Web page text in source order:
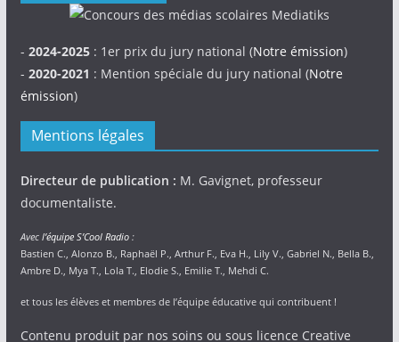
- 2024-2025: 1er prix du jury national (Notre émission)
- 2020-2021 : Mention spéciale du jury national (Notre
émission)
Mentions légales
Directeur de publication : M. Gavignet, professeur
documentaliste.
Avec l’équipe S’Cool Radio:
Bastien C., Alonzo B., Raphaël P., Arthur F., Eva H., Lily V., Gabriel N., Bella B.,
Ambre D., Mya T., Lola T., Elodie S., Emilie T., Mehdi C.
et tous les élèves et membres de l’équipe éducative qui contribuent !
Contenu produit par nos soins ou sous licence Creative